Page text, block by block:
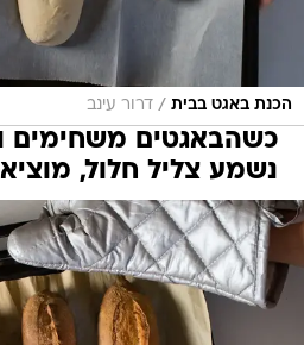
הכנת באגט בבית / דרור עינב
כשהבאגטים משחימים
נשמע צליל חלול,